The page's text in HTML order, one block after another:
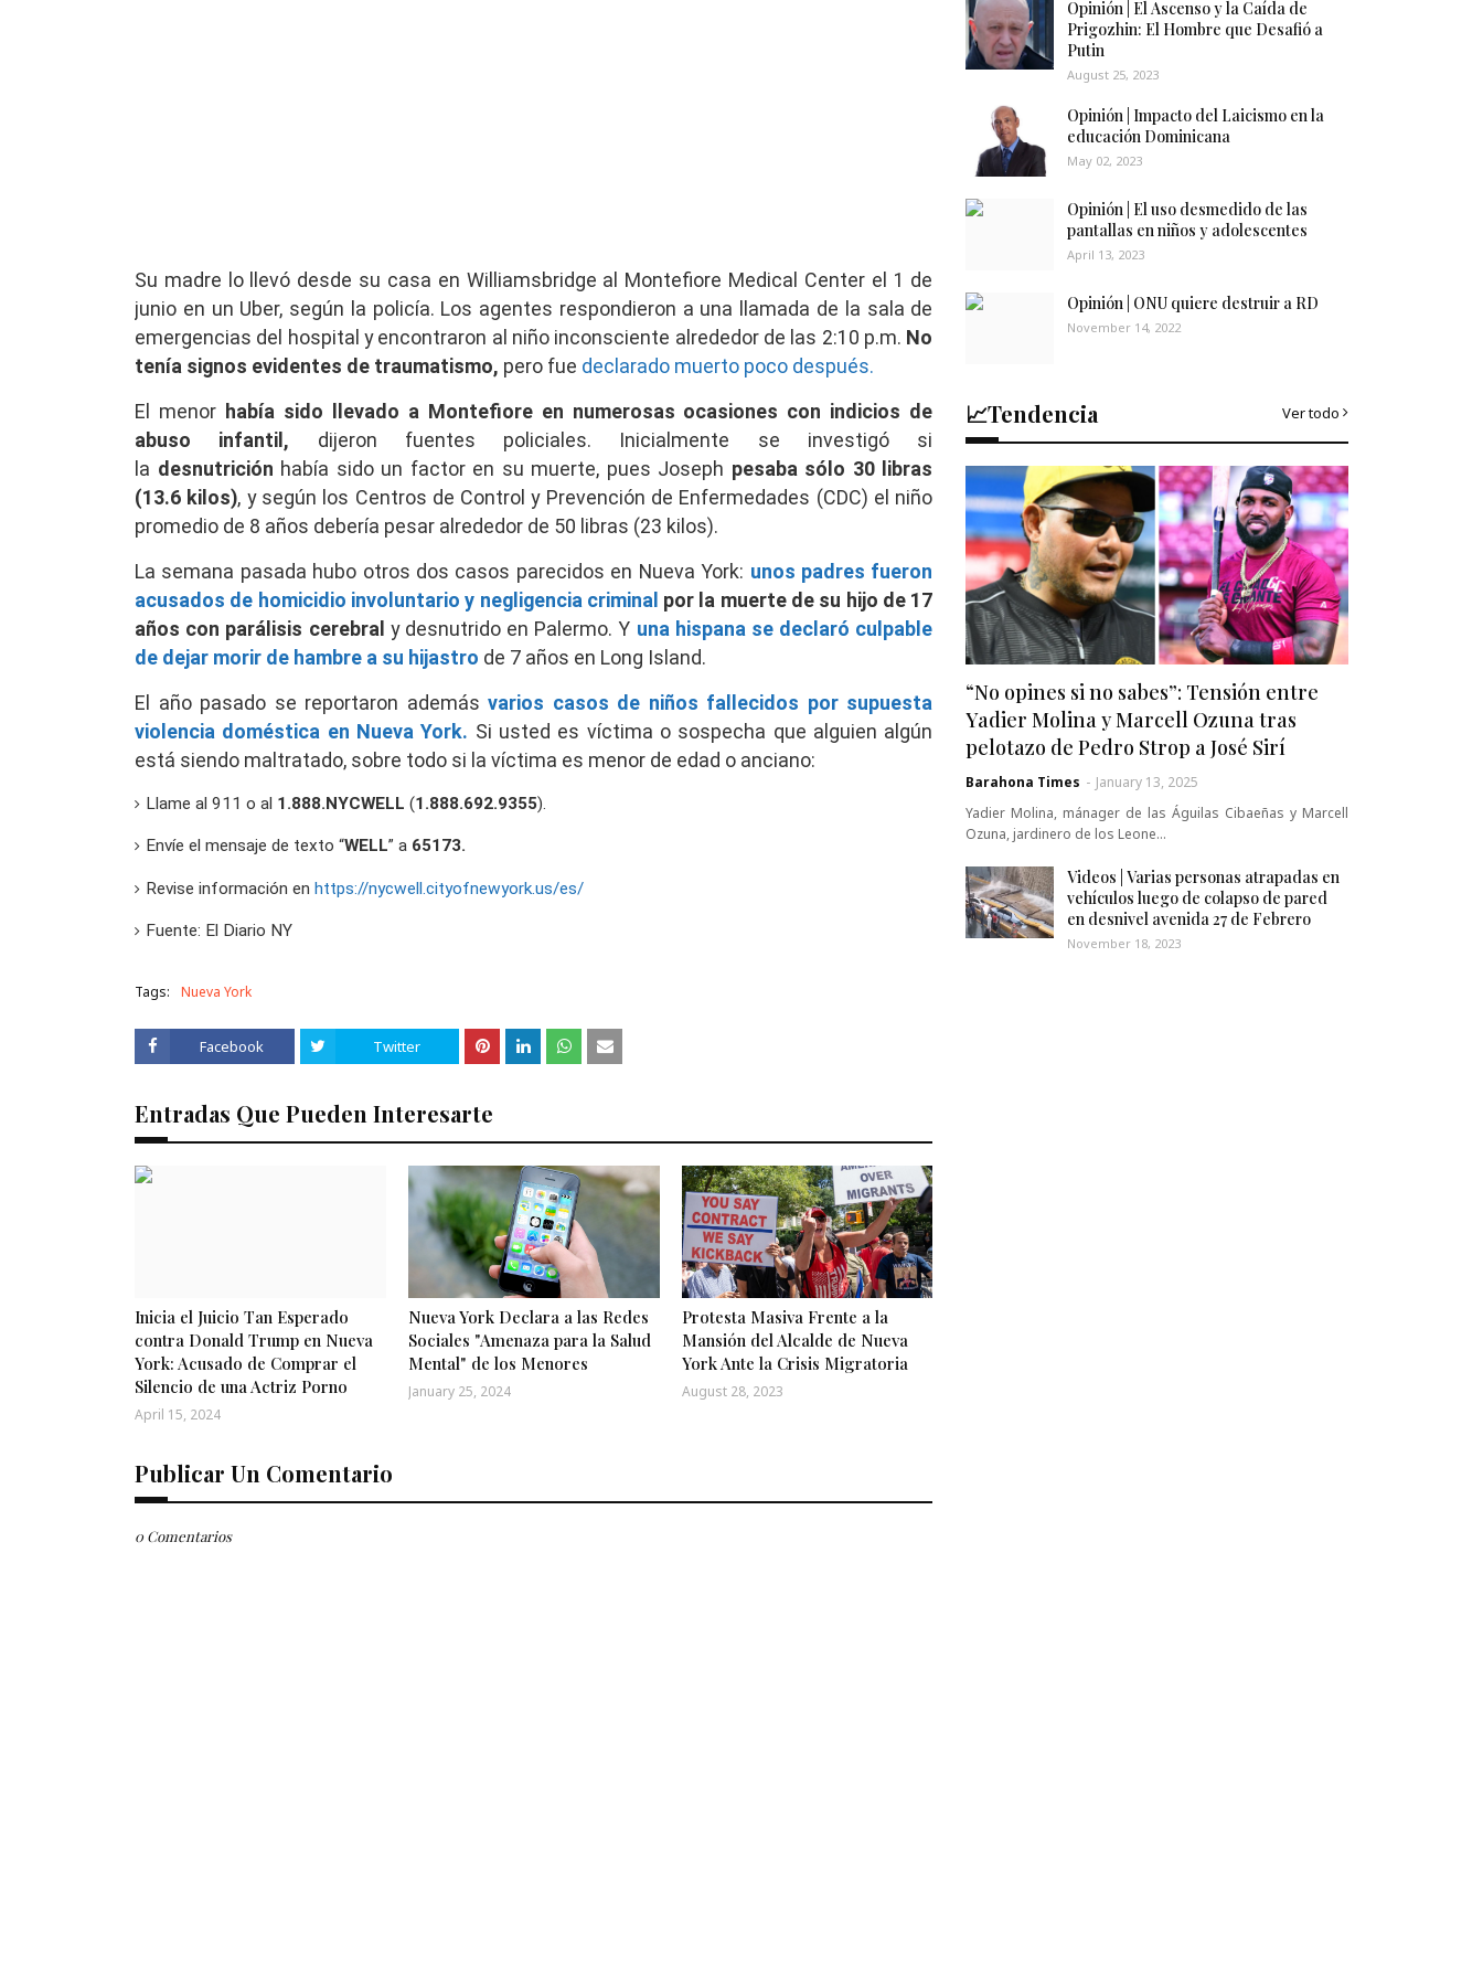
Su madre lo llevó desde su casa en Williamsbridge al Montefiore Medical Center el 1 de
junio en un Uber, según la policía. Los agentes respondieron a una llamada de la sala de
emergencias del hospital y encontraron al niño inconsciente alrededor de las 2:10 p.m. No
tenía signos evidentes de traumatismo, pero fue declarado muerto poco después.
El menor había sido llevado a Montefiore en numerosas ocasiones con indicios de
abuso infantil, dijeron fuentes policiales. Inicialmente se investigó si
la desnutrición había sido un factor en su muerte, pues Joseph pesaba sólo 30 libras
(13.6 kilos), y según los Centros de Control y Prevención de Enfermedades (CDC) el niño
promedio de 8 años debería pesar alrededor de 50 libras (23 kilos).
La semana pasada hubo otros dos casos parecidos en Nueva York: unos padres fueron
acusados de homicidio involuntario y negligencia criminal por la muerte de su hijo de 17
años con parálisis cerebral y desnutrido en Palermo. Y una hispana se declaró culpable
de dejar morir de hambre a su hijastro de 7 años en Long Island.
El año pasado se reportaron ademásvarios casos de niños fallecidos por supuesta
violencia doméstica en Nueva York. Si usted es víctima o sospecha que alguien algún
está siendo maltratado, sobre todo si la víctima es menor de edad o anciano:
Llame al 911 o al 1.888.NYCWELL (1.888.692.9355).
Envíe el mensaje de texto “WELL” a 65173.
Revise información en https://nycwell.cityofnewyork.us/es/
Fuente: El Diario NY
Tags: Nueva York
Facebook Twitter
Entradas Que Pueden Interesarte
Inicia el Juicio Tan Esperado
contra Donald Trump en Nueva
York: Acusado de Comprar el
Silencio de una Actriz Porno
April 15, 2024
Nueva York Declara a las Redes
Sociales "Amenaza para la Salud
Mental" de los Menores
January 25, 2024
Protesta Masiva Frente a la
Mansión del Alcalde de Nueva
York Ante la Crisis Migratoria
August 28, 2023
Publicar Un Comentario
0 Comentarios
Opinión | El Ascenso y la Caída de
Prigozhin: El Hombre que Desafió a
Putin
August 25, 2023
Opinión | Impacto del Laicismo en la
educación Dominicana
May 02, 2023
Opinión | El uso desmedido de las
pantallas en niños y adolescentes
April 13, 2023
Opinión | ONU quiere destruir a RD
November 14, 2022
📈Tendencia Ver todo
“No opines si no sabes”: Tensión entre
Yadier Molina y Marcell Ozuna tras
pelotazo de Pedro Strop a José Sirí
Barahona Times - January 13, 2025
Yadier Molina, mánager de las Águilas Cibaeñas y Marcell
Ozuna, jardinero de los Leone…
Videos | Varias personas atrapadas en
vehículos luego de colapso de pared
en desnivel avenida 27 de Febrero
November 18, 2023